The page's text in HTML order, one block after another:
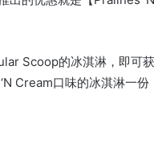
Scoop的冰淇淋，即可
Cream口味的冰淇淋一份